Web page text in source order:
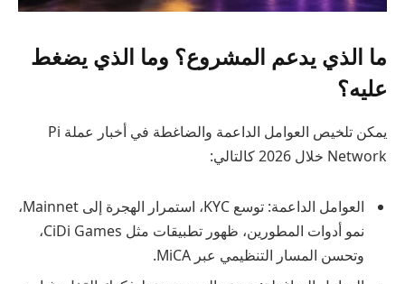
ما الذي يدعم المشروع؟ وما الذي يضغط
عليه؟
يمكن تلخيص العوامل الداعمة والضاغطة في أخبار عملة Pi
Network خلال 2026 كالتالي:
العوامل الداعمة: توسع KYC، استمرار الهجرة إلى Mainnet،
نمو أدوات المطورين، ظهور تطبيقات مثل CiDi Games،
وتحسن المسار التنظيمي عبر MiCA.